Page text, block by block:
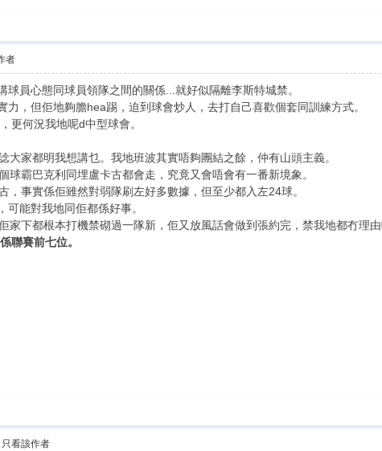
者
員心態同球員領隊之間的關係...就好似隔離李斯特城禁。
力，但佢地夠膽hea踢，迫到球會炒人，去打自己喜歡個套同訓練方式。
更何況我地呢d中型球會。
大家都明我想講乜。我地班波其實唔夠團結之餘，仲有山頭主義。
球霸巴克利同埋盧卡古都會走，究竟又會唔會有一番新境象。
，事實係佢雖然對弱隊刷左好多數據，但至少都入左24球。
能對我地同佢都係好事。
家下都根本打機禁砌過一隊新，佢又放風話會做到張約完，禁我地都冇理由
聯賽前七位。
只看該作者